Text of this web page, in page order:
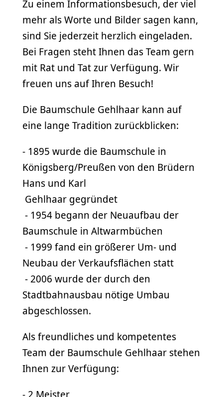
Zu einem Informationsbesuch, der viel
mehr als Worte und Bilder sagen kann,
sind Sie jederzeit herzlich eingeladen.
Bei Fragen steht Ihnen das Team gern
mit Rat und Tat zur Verfügung. Wir
freuen uns auf Ihren Besuch!
Die Baumschule Gehlhaar kann auf
eine lange Tradition zurückblicken:
- 1895 wurde die Baumschule in
Königsberg/Preußen von den Brüdern
Hans und Karl
Gehlhaar gegründet
- 1954 begann der Neuaufbau der
Baumschule in Altwarmbüchen
- 1999 fand ein größerer Um- und
Neubau der Verkaufsflächen statt
- 2006 wurde der durch den
Stadtbahnausbau nötige Umbau
abgeschlossen.
Als freundliches und kompetentes
Team der Baumschule Gehlhaar stehen
Ihnen zur Verfügung:
- 2 Meister